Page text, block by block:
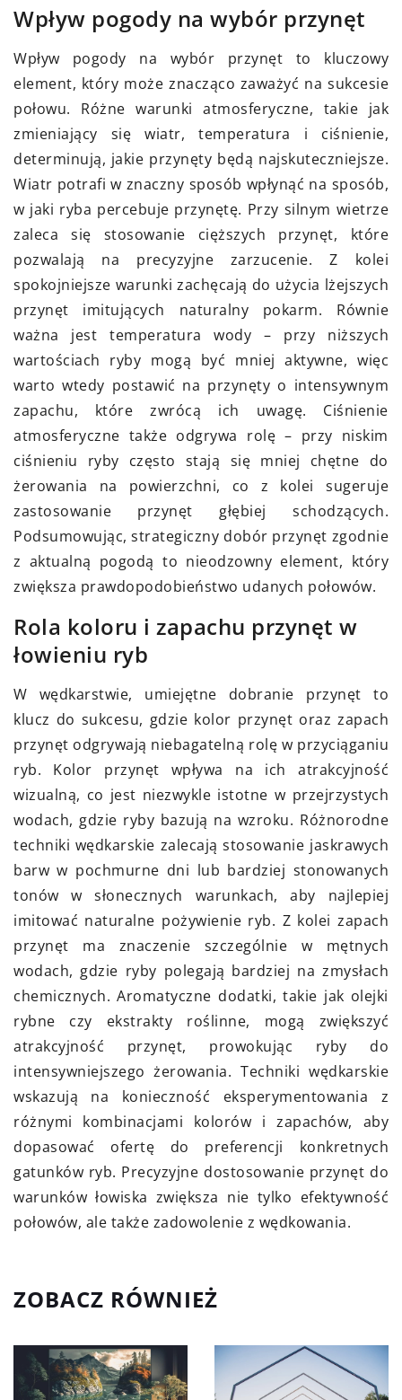
Wpływ pogody na wybór przynęt
Wpływ pogody na wybór przynęt to kluczowy
element, który może znacząco zaważyć na sukcesie
połowu. Różne warunki atmosferyczne, takie jak
zmieniający się wiatr, temperatura i ciśnienie,
determinują, jakie przynęty będą najskuteczniejsze.
Wiatr potrafi w znaczny sposób wpłynąć na sposób,
w jaki ryba percebuje przynętę. Przy silnym wietrze
zaleca się stosowanie cięższych przynęt, które
pozwalają na precyzyjne zarzucenie. Z kolei
spokojniejsze warunki zachęcają do użycia lżejszych
przynęt imitujących naturalny pokarm. Równie
ważna jest temperatura wody – przy niższych
wartościach ryby mogą być mniej aktywne, więc
warto wtedy postawić na przynęty o intensywnym
zapachu, które zwrócą ich uwagę. Ciśnienie
atmosferyczne także odgrywa rolę – przy niskim
ciśnieniu ryby często stają się mniej chętne do
żerowania na powierzchni, co z kolei sugeruje
zastosowanie przynęt głębiej schodzących.
Podsumowując, strategiczny dobór przynęt zgodnie
z aktualną pogodą to nieodzowny element, który
zwiększa prawdopodobieństwo udanych połowów.
Rola koloru i zapachu przynęt w
łowieniu ryb
W wędkarstwie, umiejętne dobranie przynęt to
klucz do sukcesu, gdzie kolor przynęt oraz zapach
przynęt odgrywają niebagatelną rolę w przyciąganiu
ryb. Kolor przynęt wpływa na ich atrakcyjność
wizualną, co jest niezwykle istotne w przejrzystych
wodach, gdzie ryby bazują na wzroku. Różnorodne
techniki wędkarskie zalecają stosowanie jaskrawych
barw w pochmurne dni lub bardziej stonowanych
tonów w słonecznych warunkach, aby najlepiej
imitować naturalne pożywienie ryb. Z kolei zapach
przynęt ma znaczenie szczególnie w mętnych
wodach, gdzie ryby polegają bardziej na zmysłach
chemicznych. Aromatyczne dodatki, takie jak olejki
rybne czy ekstrakty roślinne, mogą zwiększyć
atrakcyjność przynęt, prowokując ryby do
intensywniejszego żerowania. Techniki wędkarskie
wskazują na konieczność eksperymentowania z
różnymi kombinacjami kolorów i zapachów, aby
dopasować ofertę do preferencji konkretnych
gatunków ryb. Precyzyjne dostosowanie przynęt do
warunków łowiska zwiększa nie tylko efektywność
połowów, ale także zadowolenie z wędkowania.
ZOBACZ RÓWNIEŻ